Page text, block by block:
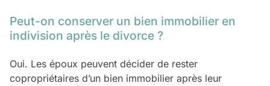
Peut-on conserver un bien immobilier en
indivision après le divorce ?
Oui. Les époux peuvent décider de rester
copropriétaires d’un bien immobilier après leur